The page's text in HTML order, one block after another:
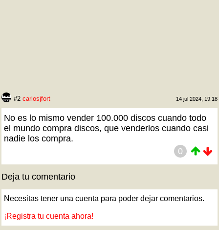
#2 carlosjfort 14 jul 2024, 19:18
No es lo mismo vender 100.000 discos cuando todo
el mundo compra discos, que venderlos cuando casi
nadie los compra.
0
Deja tu comentario
Necesitas tener una cuenta para poder dejar comentarios.
¡Registra tu cuenta ahora!